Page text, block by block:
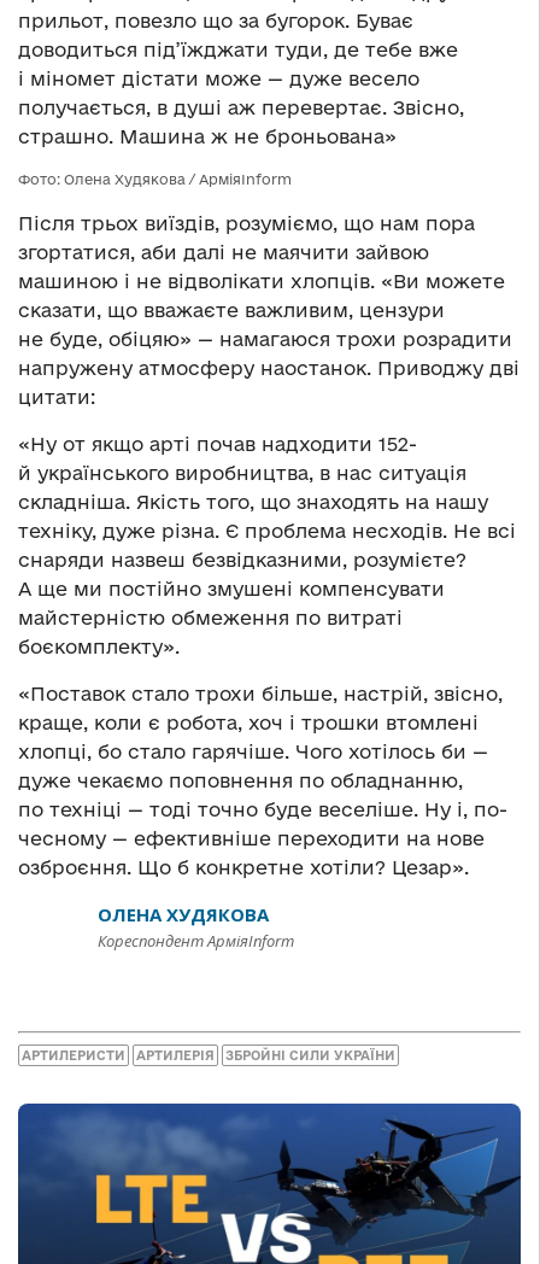
прильот, повезло що за бугорок. Буває
доводиться під’їжджати туди, де тебе вже
і міномет дістати може — дуже весело
получається, в душі аж перевертає. Звісно,
страшно. Машина ж не броньована»
Фото: Олена Худякова / АрміяInform
Після трьох виїздів, розуміємо, що нам пора
згортатися, аби далі не маячити зайвою
машиною і не відволікати хлопців. «Ви можете
сказати, що вважаєте важливим, цензури
не буде, обіцяю» — намагаюся трохи розрадити
напружену атмосферу наостанок. Приводжу дві
цитати:
«Ну от якщо арті почав надходити 152-
й українського виробництва, в нас ситуація
складніша. Якість того, що знаходять на нашу
техніку, дуже різна. Є проблема несходів. Не всі
снаряди назвеш безвідказними, розумієте?
А ще ми постійно змушені компенсувати
майстерністю обмеження по витраті
боєкомплекту».
«Поставок стало трохи більше, настрій, звісно,
краще, коли є робота, хоч і трошки втомлені
хлопці, бо стало гарячіше. Чого хотілось би —
дуже чекаємо поповнення по обладнанню,
по техніці — тоді точно буде веселіше. Ну і, по-
чесному — ефективніше переходити на нове
озброєння. Що б конкретне хотіли? Цезар».
ОЛЕНА ХУДЯКОВА
Кореспондент АрміяInform
АРТИЛЕРИСТИ АРТИЛЕРІЯ ЗБРОЙНІ СИЛИ УКРАЇНИ